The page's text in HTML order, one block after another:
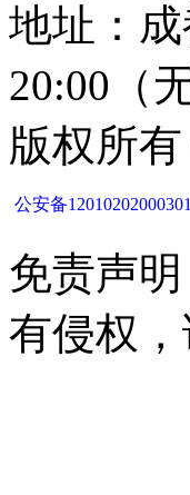
地址：
20:00（
版权所
公安备12010202000301
免责声
有侵权